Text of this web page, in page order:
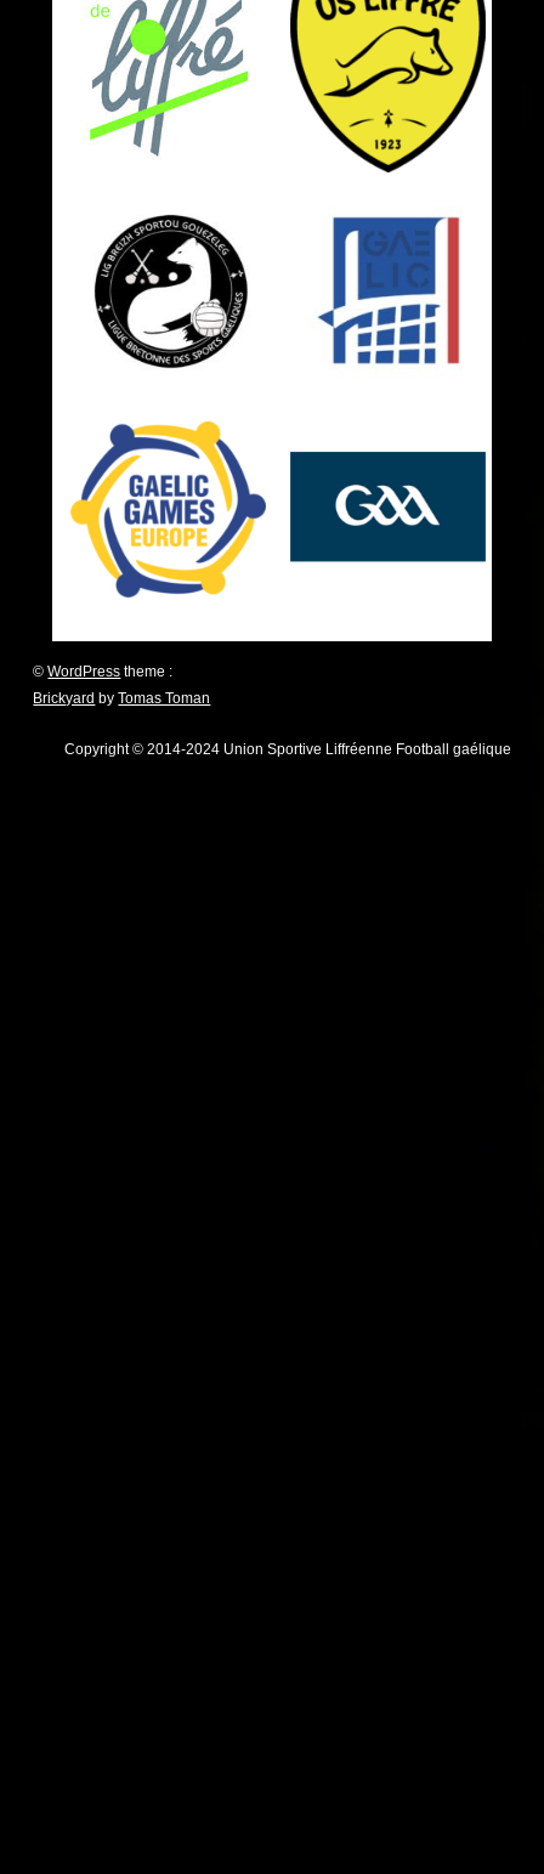
©WordPress theme :
Brickyard byTomas Toman
Copyright © 2014-2024 Union Sportive Liffréenne Football gaélique